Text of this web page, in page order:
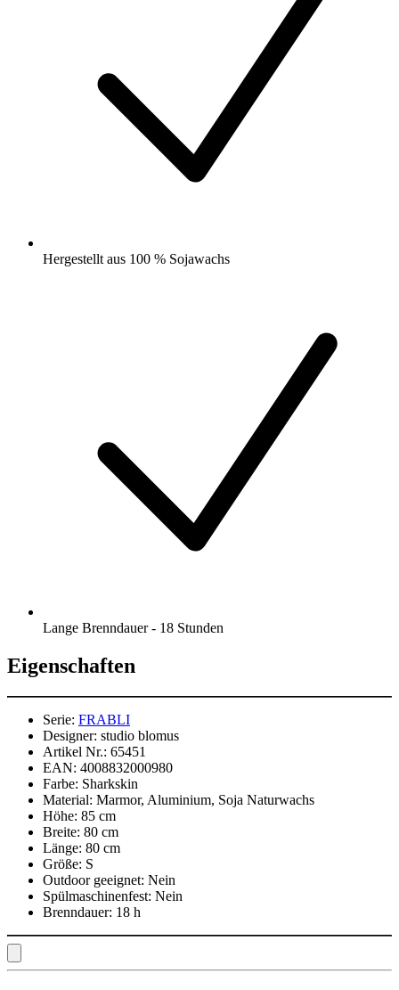
Hergestellt aus 100 % Sojawachs
Lange Brenndauer - 18 Stunden
Eigenschaften
Serie: FRABLI
Designer: studio blomus
Artikel Nr.: 65451
EAN: 4008832000980
Farbe: Sharkskin
Material: Marmor, Aluminium, Soja Naturwachs
Höhe: 85 cm
Breite: 80 cm
Länge: 80 cm
Größe: S
Outdoor geeignet: Nein
Spülmaschinenfest: Nein
Brenndauer: 18 h